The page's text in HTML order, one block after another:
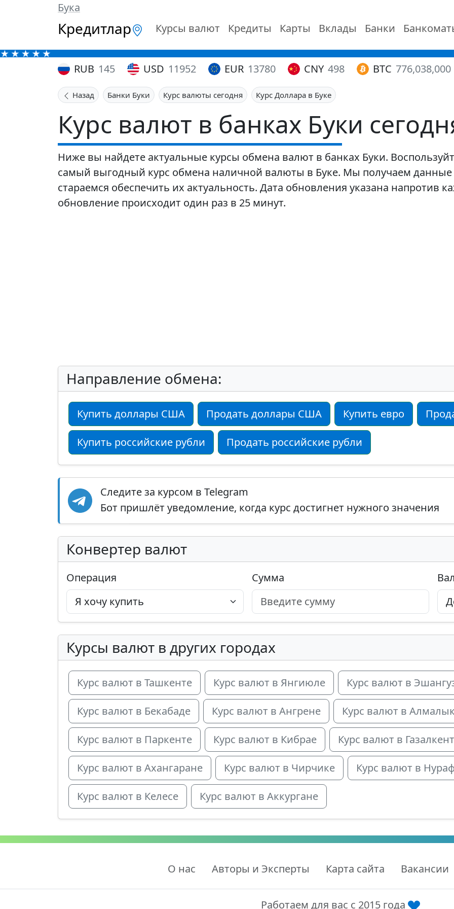
Бука
Кредитлар Курсы валют Кредиты Карты Вклады Банки
RUB 145 USD 11952 EUR 13780 CNY 498 BTC 776,038,000
Назад Банки Буки Курс валюты сегодня Курс Доллара в Буке
Курс валют в банках Буки
Ниже вы найдете актуальные курсы обмена валют в банках Буки.
самый выгодный курс обмена наличной валюты в Буке. Мы получаем данные
стараемся обеспечить их актуальность. Дата обновления указана напротив
обновление происходит один раз в 25 минут.
Направление обмена:
Купить доллары США Продать доллары США Купить евро
Купить российские рубли Продать российские рубли
Следите за курсом в Telegram
Бот пришлёт уведомление, когда курс достигнет нужного значения
Конвертер валют
Операция Сумма
Курсы валют в других городах
Курс валют в Ташкенте Курс валют в Янгиюле Курс валют в
Курс валют в Бекабаде Курс валют в Ангрене Курс валют в
Курс валют в Паркенте Курс валют в Кибрае Курс валют в
Курс валют в Ахангаране Курс валют в Чирчике Курс валют в
Курс валют в Келесе Курс валют в Аккургане
О нас Авторы и Эксперты Карта сайта Вакансии
Работаем для вас с 2015 года